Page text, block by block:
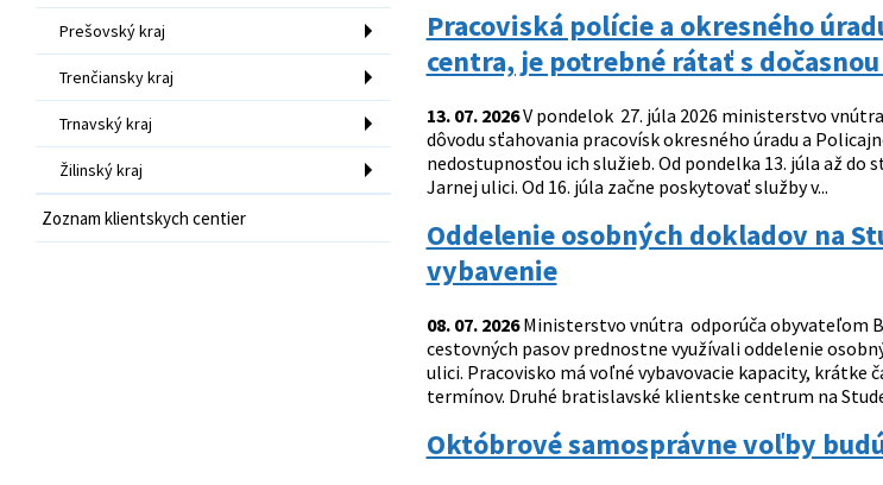
Prešovský kraj
Trenčiansky kraj
Trnavský kraj
Žilinský kraj
Zoznam klientskych centier
Pracoviská polície a okresného
centra, je potrebné rátať s
13. 07. 2026V pondelok 27. júla 2026 ministerstvo
dôvodu sťahovania pracovísk okresného úradu a
nedostupnosťou ich služieb. Od pondelka 13. júla až
Jarnej ulici. Od 16. júla začne poskytovať služby v...
Oddelenie osobných dokladov na
vybavenie
08. 07. 2026Ministerstvo vnútra odporúča obyvateľom
cestovných pasov prednostne využívali oddelenie
ulici. Pracovisko má voľné vybavovacie kapacity, krátke
termínov. Druhé bratislavské klientske centrum na
Októbrové samosprávne voľby